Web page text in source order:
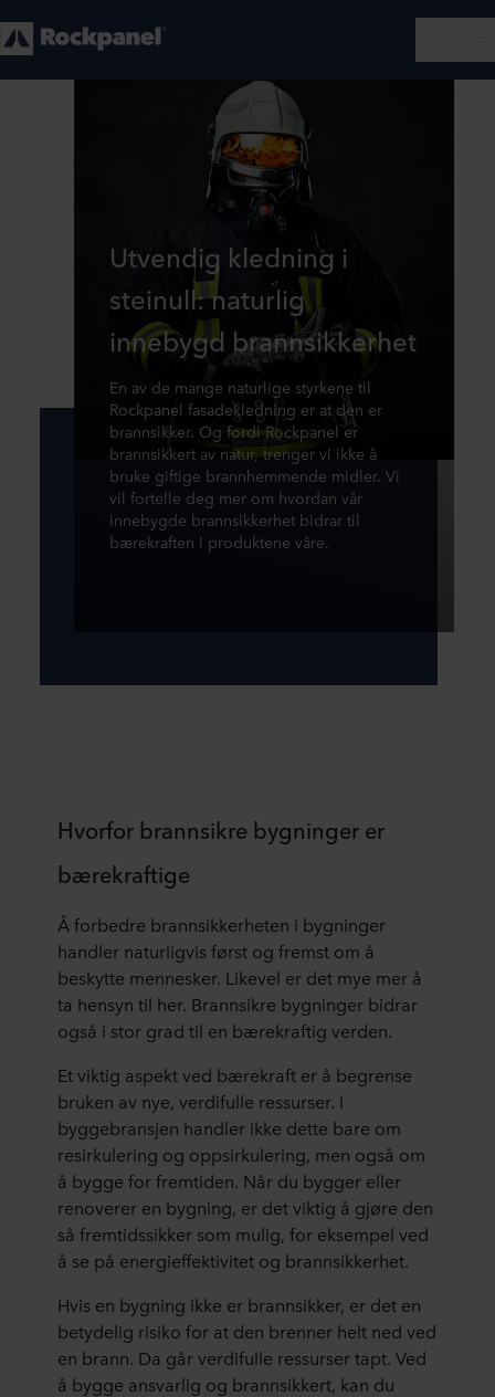
Utvendig kledning i
steinull: naturlig
innebygd brannsikkerhet
En av de mange naturlige styrkene til
Rockpanel fasadekledning er at den er
brannsikker. Og fordi Rockpanel er
brannsikkert av natur, trenger vi ikke å
bruke giftige brannhemmende midler. Vi
vil fortelle deg mer om hvordan vår
innebygde brannsikkerhet bidrar til
bærekraften i produktene våre.
Hvorfor brannsikre bygninger er
bærekraftige
Å forbedre brannsikkerheten i bygninger
handler naturligvis først og fremst om å
beskytte mennesker. Likevel er det mye mer å
ta hensyn til her. Brannsikre bygninger bidrar
også i stor grad til en bærekraftig verden.
Et viktig aspekt ved bærekraft er å begrense
bruken av nye, verdifulle ressurser. I
byggebransjen handler ikke dette bare om
resirkulering og oppsirkulering, men også om
å bygge for fremtiden. Når du bygger eller
renoverer en bygning, er det viktig å gjøre den
så fremtidssikker som mulig, for eksempel ved
å se på energieffektivitet og brannsikkerhet.
Hvis en bygning ikke er brannsikker, er det en
betydelig risiko for at den brenner helt ned ved
en brann. Da går verdifulle ressurser tapt. Ved
å bygge ansvarlig og brannsikkert, kan du